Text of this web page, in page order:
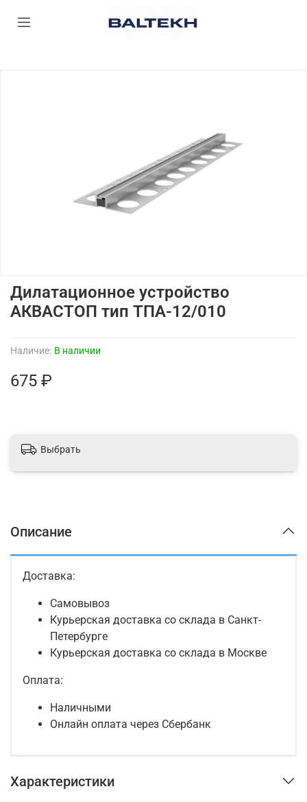
Наличие: В наличии
Дилатационное устройство
АКВАСТОП тип ТПА-12/010
675 ₽
Выбрать
Описание
Доставка:
Самовывоз
Курьерская доставка со склада в Санкт-
Петербурге
Курьерская доставка со склада в Москве
Оплата:
Наличными
Онлайн оплата через Сбербанк
Характеристики